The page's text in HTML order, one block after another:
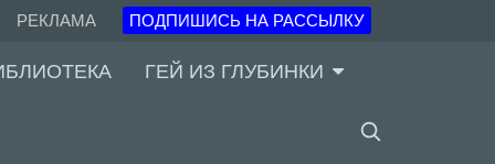
РЕКЛАМА ПОДПИШИСЬ НА РАССЫЛКУ
ГЕЙ ИЗ ГЛУБИНКИ